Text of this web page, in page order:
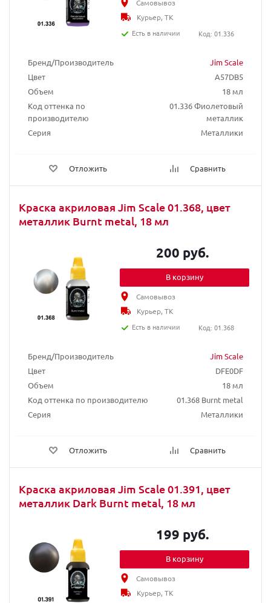
Бренд/Производитель
Jim Scale
Цвет
A57DB5
Объем
18 мл
Код оттенка по
производителю
01.336 Фиолетовый
металлик
Серия
Металлики
Отложить Сравнить
Самовывоз
Курьер, ТК
Есть в наличии
Код: 01.336
Краска акриловая Jim Scale 01.368, цвет
металлик Burnt metal, 18 мл
Бренд/Производитель
Jim Scale
Цвет
DFE0DF
Объем
18 мл
Код оттенка по производителю
01.368 Burnt metal
Серия
Металлики
Отложить Сравнить
200 руб.
В корзину
Самовывоз
Курьер, ТК
Есть в наличии
Код: 01.368
Краска акриловая Jim Scale 01.391, цвет
металлик Dark Burnt metal, 18 мл
199 руб.
В корзину
Самовывоз
Курьер, ТК